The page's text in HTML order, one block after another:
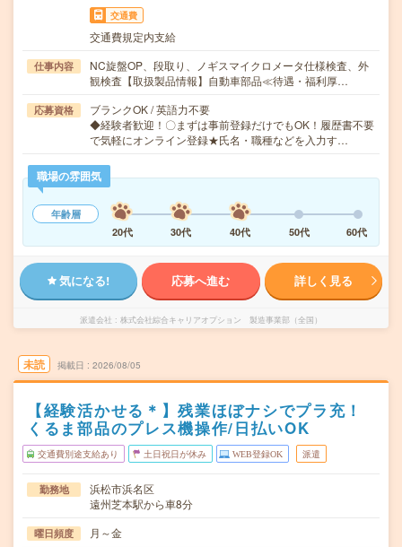
交通費
交通費規定内支給
仕事内容
NC旋盤OP、段取り、ノギスマイクロメータ仕様検査、外
観検査【取扱製品情報】自動車部品≪待遇・福利厚…
応募資格
ブランクOK / 英語力不要
◆経験者歓迎！〇まずは事前登録だけでもOK！履歴書不要
で気軽にオンライン登録★氏名・職種などを入力す…
職場の雰囲気
年齢層
20代
30代 40代 50代 60代
気になる! 応募へ進む 詳しく見る
派遣会社 株式会社綜合キャリアオプション 製造事業部（全国）
未読 掲載日 2026/08/05
【経験活かせる＊】残業ほぼナシでプラ充！
くるま部品のプレス機操作/日払いOK
交通費別途支給あり 土日祝日が休み WEB登録OK 派遣
勤務地
浜松市浜名区
遠州芝本駅から車8分
曜日頻度 月～金